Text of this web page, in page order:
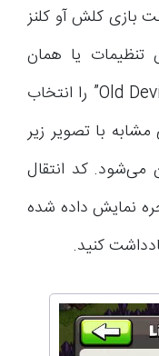
بازی کلش آو کلنز
یا همان
Settings شده و سپس گزینه “Old Device” را انتخاب
مشابه با تصویر زیر
می‌شود. کد انتقال
نمایش داده شده
کنید.